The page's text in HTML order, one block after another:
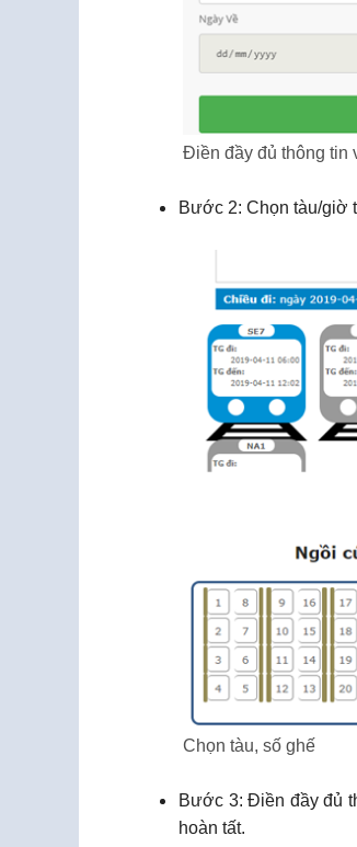
Điền đầy đủ thông tin
Bước 2: Chọn tàu/giờ
Chọn tàu, số ghế
Bước 3: Điền đầy đủ
hoàn tất.